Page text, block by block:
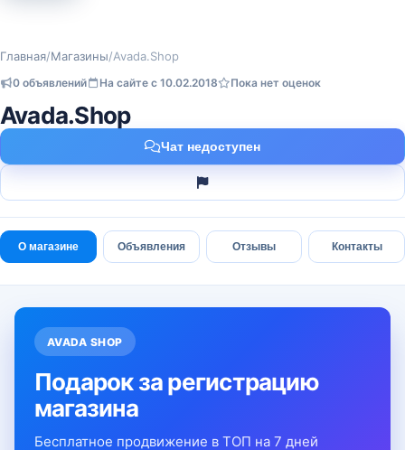
Главная/Магазины/Avada.Shop
0 объявлений На сайте с 10.02.2018 Пока нет оценок
Avada.Shop
Чат недоступен
О магазине Объявления Отзывы Контакты
AVADA SHOP
Подарок за регистрацию
магазина
Бесплатное продвижение в ТОП на 7 дней